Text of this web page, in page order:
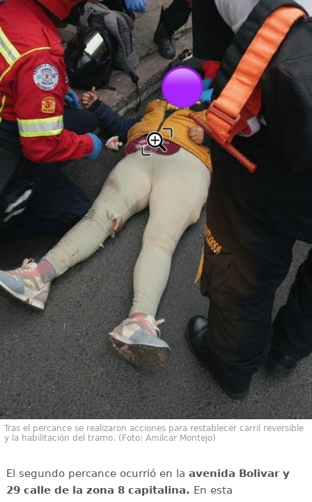
Tras el percance se realizaron acciones para restablecer carril reversible
y la habilitación del tramo. (Foto: Amilcar Montejo)
El segundo percance ocurrió en la avenida Bolivar y
29 calle de la zona 8 capitalina. En esta